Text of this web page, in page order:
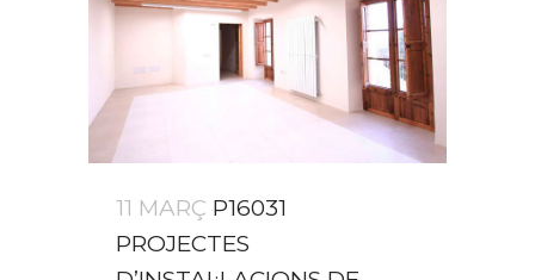
11 MARÇ P16031
PROJECTES